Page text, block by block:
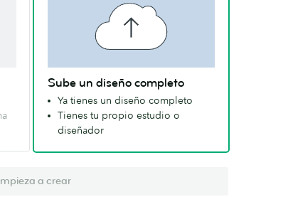
Sube un diseño completo
Ya tienes un diseño completo
Tienes tu propio estudio o
diseñador
a crear